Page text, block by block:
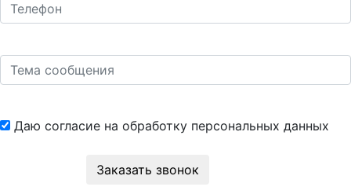
Даю согласие на обработку персональных данных